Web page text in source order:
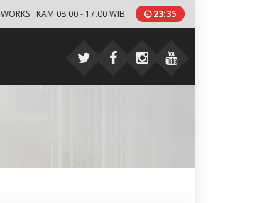
WORKS : KAM 08.00 - 17.00 WIB 23:35